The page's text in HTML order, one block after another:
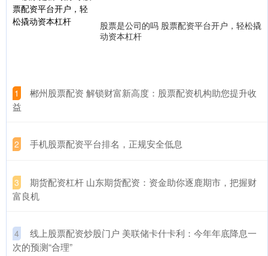
股票是公司的吗 股票配资平台开户，轻松撬
动资本杠杆
1
​郴州股票配资 解锁财富新高度：股票配资机构助您提升收
益
2 ​手机股票配资平台排名，正规安全低息
3
​期货配资杠杆 山东期货配资：资金助你逐鹿期市，把握财
富良机
4
​线上股票配资炒股门户 美联储卡什卡利：今年年底降息一
次的预测“合理”